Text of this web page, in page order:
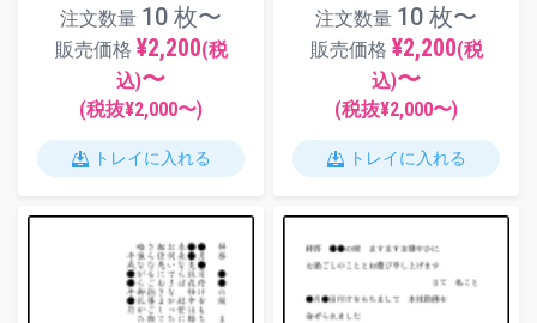
注文数量 10 枚〜
販売価格 ¥2,200(税
込)〜
(税抜¥2,000〜)
トレイに入れる
注文数量 10 枚〜
販売価格 ¥2,200(税
込)〜
(税抜¥2,000〜)
トレイに入れる